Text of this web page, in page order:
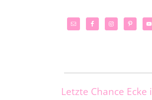
Letzte Chance Ecke